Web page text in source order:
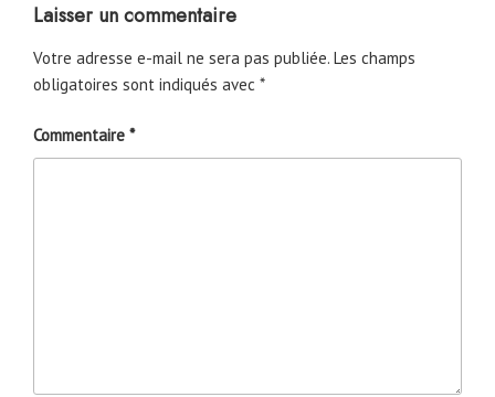
Laisser un commentaire
Votre adresse e-mail ne sera pas publiée. Les champs
obligatoires sont indiqués avec *
Commentaire *